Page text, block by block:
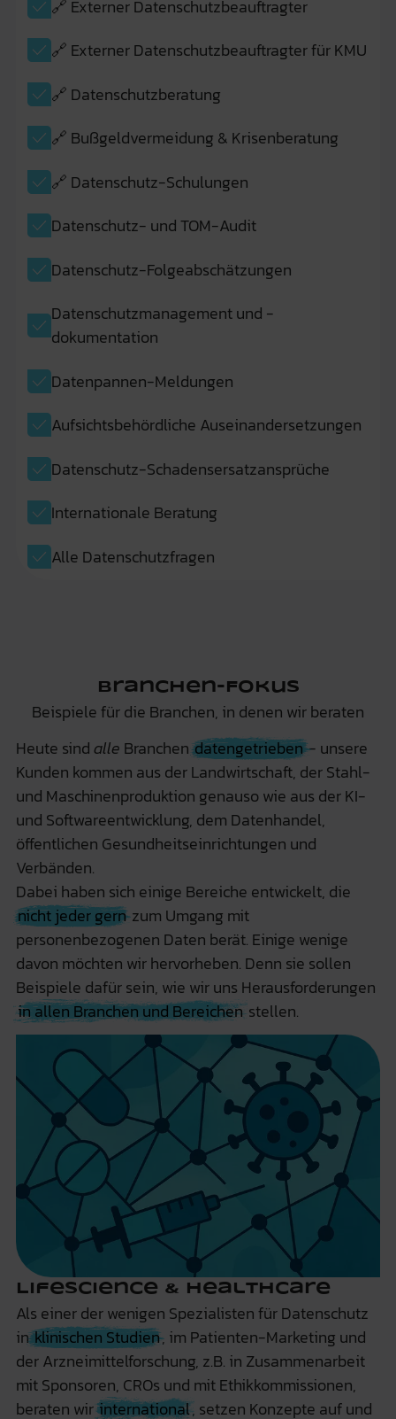
🔗 Externer Datenschutzbeauftragter
🔗 Externer Datenschutzbeauftragter für KMU
🔗 Datenschutzberatung
🔗 Bußgeldvermeidung & Krisenberatung
🔗 Datenschutz-Schulungen
Datenschutz- und TOM-Audit
Datenschutz-Folgeabschätzungen
Datenschutzmanagement und -
dokumentation
Datenpannen-Meldungen
Aufsichtsbehördliche Auseinandersetzungen
Datenschutz-Schadensersatzansprüche
Internationale Beratung
Alle Datenschutzfragen
Branchen-Fokus
Beispiele für die Branchen, in denen wir beraten
Heute sindalle Branchendatengetrieben- unsere
Kunden kommen aus der Landwirtschaft, der Stahl-
und Maschinenproduktion genauso wie aus der KI-
und Softwareentwicklung, dem Datenhandel,
öffentlichen Gesundheitseinrichtungen und
Verbänden.
Dabei haben sich einige Bereiche entwickelt, die
nicht jeder gernzum Umgang mit
personenbezogenen Daten berät. Einige wenige
davon möchten wir hervorheben. Denn sie sollen
Beispiele dafür sein, wie wir uns Herausforderungen
in allen Branchen und Bereichenstellen.
Lifescience & Healthcare
Als einer der wenigen Spezialisten für Datenschutz
inklinischen Studien, im Patienten-Marketing und
der Arzneimittelforschung, z.B. in Zusammenarbeit
mit Sponsoren, CROs und mit Ethikkommissionen,
beraten wirinternational, setzen Konzepte auf und